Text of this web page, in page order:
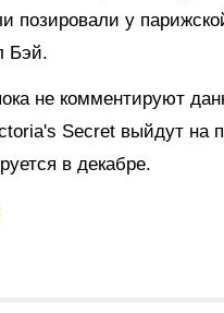
позировали у
Бэй.
не комментируют
Secret выйдут на
в декабре.